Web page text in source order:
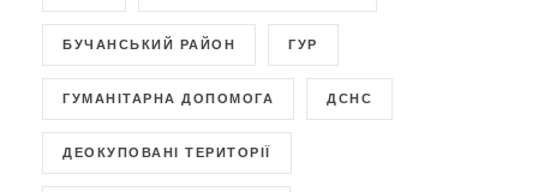
БУЧАНСЬКИЙ РАЙОН ГУР
ГУМАНІТАРНА ДОПОМОГА ДСНС
ДЕОКУПОВАНІ ТЕРИТОРІЇ